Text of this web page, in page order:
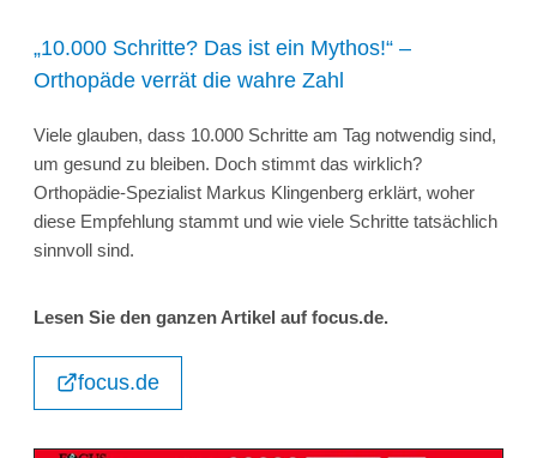
„10.000 Schritte? Das ist ein Mythos!“ –
Orthopäde verrät die wahre Zahl
Viele glauben, dass 10.000 Schritte am Tag notwendig sind,
um gesund zu bleiben. Doch stimmt das wirklich?
Orthopädie-Spezialist Markus Klingenberg erklärt, woher
diese Empfehlung stammt und wie viele Schritte tatsächlich
sinnvoll sind.
Lesen Sie den ganzen Artikel auf focus.de.
focus.de